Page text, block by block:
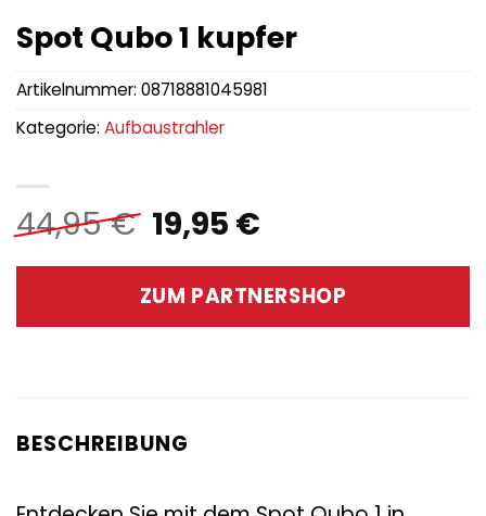
Spot Qubo 1 kupfer
44,95€ Ursprünglicher
Preis
war:
44,95 €
19,95 €Aktueller
ist:
19,95 €.
ZUM PARTNERSHOP
Artikelnummer: 08718881045981
Kategorie: Aufbaustrahler
BESCHREIBUNG